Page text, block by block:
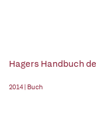
Hagers Handbuch
2014 | Buch